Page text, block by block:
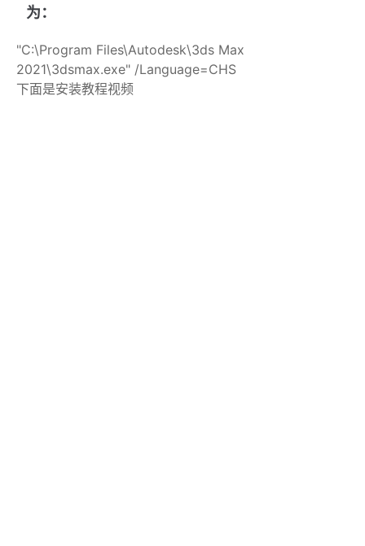
为：
"C:\Program Files\Autodesk\3ds Max
2021\3dsmax.exe" /Language=CHS
下面是安装教程视频